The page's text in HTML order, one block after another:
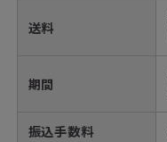
送料
期間
振込手数料